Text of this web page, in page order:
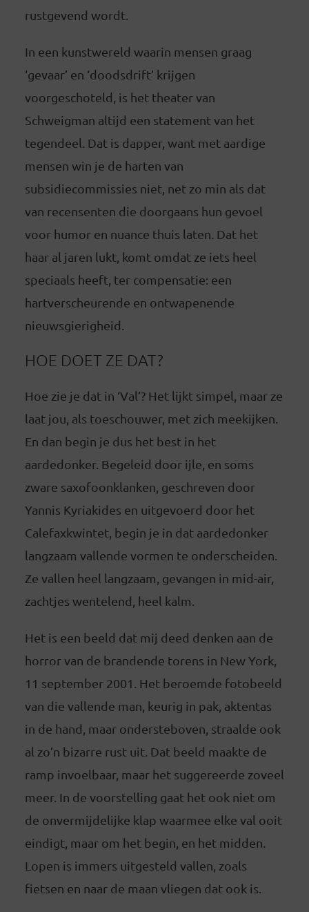
rustgevend wordt.
In een kunstwereld waarin mensen graag
‘gevaar’ en ‘doodsdrift’ krijgen
voorgeschoteld, is het theater van
Schweigman altijd een statement van het
tegendeel. Dat is dapper, want met aardige
mensen win je de harten van
subsidiecommissies niet, net zo min als dat
van recensenten die doorgaans hun gevoel
voor humor en nuance thuis laten. Dat het
haar al jaren lukt, komt omdat ze iets heel
speciaals heeft, ter compensatie: een
hartverscheurende en ontwapenende
nieuwsgierigheid.
HOE DOET ZE DAT?
Hoe zie je dat in ‘Val’? Het lijkt simpel, maar ze
laat jou, als toeschouwer, met zich meekijken.
En dan begin je dus het best in het
aardedonker. Begeleid door ijle, en soms
zware saxofoonklanken, geschreven door
Yannis Kyriakides en uitgevoerd door het
Calefaxkwintet, begin je in dat aardedonker
langzaam vallende vormen te onderscheiden.
Ze vallen heel langzaam, gevangen in mid-air,
zachtjes wentelend, heel kalm.
Het is een beeld dat mij deed denken aan de
horror van de brandende torens in New York,
11 september 2001. Het beroemde fotobeeld
van die vallende man, keurig in pak, aktentas
in de hand, maar ondersteboven, straalde ook
al zo’n bizarre rust uit. Dat beeld maakte de
ramp invoelbaar, maar het suggereerde zoveel
meer. In de voorstelling gaat het ook niet om
de onvermijdelijke klap waarmee elke val ooit
eindigt, maar om het begin, en het midden.
Lopen is immers uitgesteld vallen, zoals
fietsen en naar de maan vliegen dat ook is.